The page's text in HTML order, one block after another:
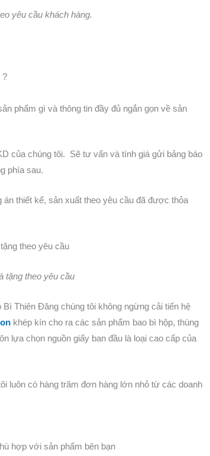
yêu cầu khách hàng.
?
phẩm gì và thông tin đầy đủ ngắn gọn về sản
của chúng tôi. Sẽ tư vấn và tính giá gửi bảng báo
phía sau.
án thiết kế, sản xuất theo yêu cầu đã được thỏa
tặng theo yêu cầu
Thiên Đăng chúng tôi không ngừng cải tiến hệ
khép kín cho ra các sản phẩm bao bì hộp, thùng
lựa chọn nguồn giấy ban đầu là loại cao cấp của
luôn có hàng trăm đơn hàng lớn nhỏ từ các doanh
hợp với sản phẩm bên bạn